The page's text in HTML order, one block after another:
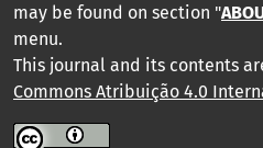
may be found on section "
menu.
This journal and its contents
Commons Atribuição 4.0